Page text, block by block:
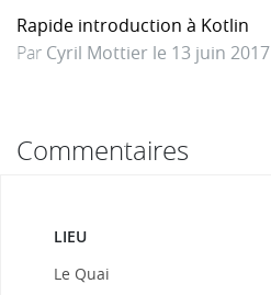
Rapide introduction à Kotlin
Par Cyril Mottier le 13 juin 2017
Commentaires
LIEU
Le Quai